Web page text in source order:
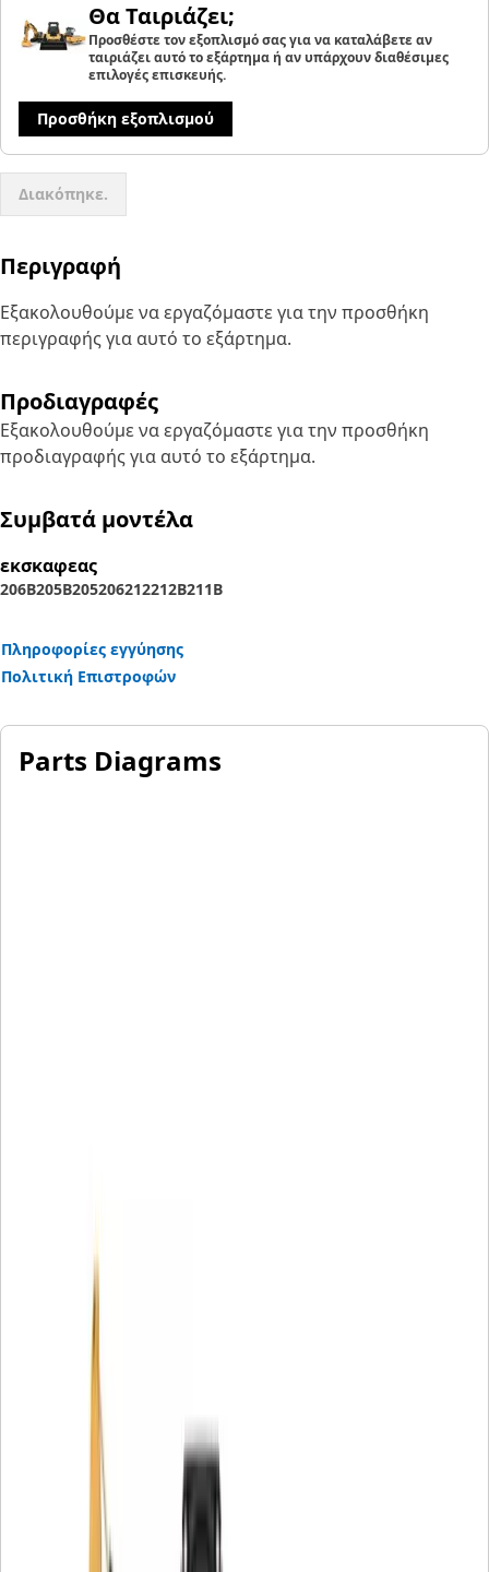
Θα Ταιριάζει;
Προσθέστε τον εξοπλισμό σας για να καταλάβετε αν
ταιριάζει αυτό το εξάρτημα ή αν υπάρχουν διαθέσιμες
επιλογές επισκευής.
Προσθήκη εξοπλισμού
Διακόπηκε.
Περιγραφή
Εξακολουθούμε να εργαζόμαστε για την προσθήκη
περιγραφής για αυτό το εξάρτημα.
Προδιαγραφές
Εξακολουθούμε να εργαζόμαστε για την προσθήκη
προδιαγραφής για αυτό το εξάρτημα.
Συμβατά μοντέλα
εκσκαφεας
206B205B205206212212B211B
Πληροφορίες εγγύησης
Πολιτική Επιστροφών
Parts Diagrams